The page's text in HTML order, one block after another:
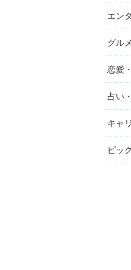
エン
グル
恋愛
占い
キャ
ピッ